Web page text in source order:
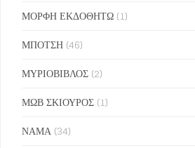
ΜΟΡΦΗ ΕΚΔΟΘΗΤΩ (1)
ΜΠΟΤΣΗ (46)
ΜΥΡΙΟΒΙΒΛΟΣ (2)
ΜΩΒ ΣΚΙΟΥΡΟΣ (1)
ΝΑΜΑ (34)